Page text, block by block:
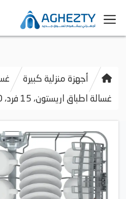
أجهزة منزلية كبيرة
غسالة اطباق اريستون، 15 فرد، 60 سم، اينوكس -